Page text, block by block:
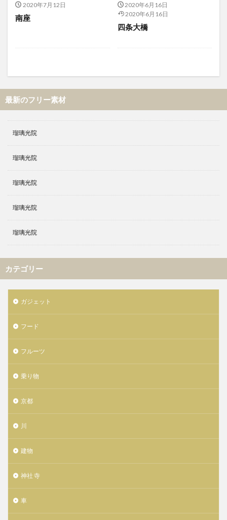
2020年7月12日
南座
2020年6月16日
2020年6月16日
四条大橋
最新のフリー素材
瑠璃光院
瑠璃光院
瑠璃光院
瑠璃光院
瑠璃光院
カテゴリー
ガジェット
フード
フルーツ
乗り物
京都
川
建物
神社 寺
車